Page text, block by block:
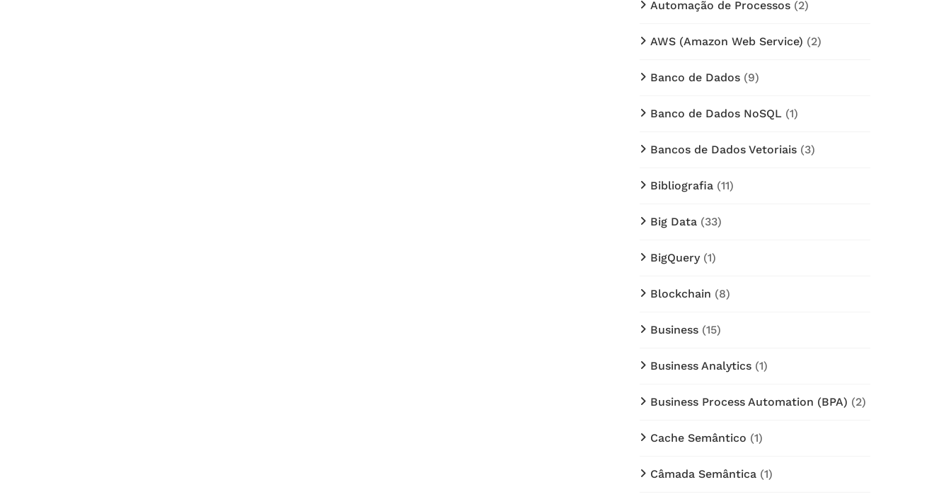
Automação de Processos (2)
AWS (Amazon Web Service) (2)
Banco de Dados (9)
Banco de Dados NoSQL (1)
Bancos de Dados Vetoriais (3)
Bibliografia (11)
Big Data (33)
BigQuery(1)
Blockchain (8)
Business (15)
Business Analytics (1)
Business Process Automation (BPA) (2)
Cache Semântico (1)
Câmada Semântica (1)